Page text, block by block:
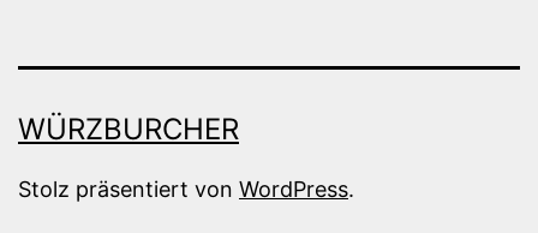
WÜRZBURCHER
Stolz präsentiert von WordPress.